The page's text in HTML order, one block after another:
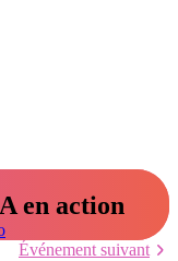
en action
Événement suivant